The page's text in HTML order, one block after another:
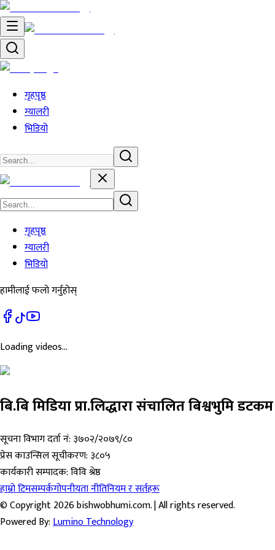
गृहपृष्ठ
ग्यालरी
भिडियो
गृहपृष्ठ
ग्यालरी
भिडियो
हामीलाई फलो गर्नुहोस्
Loading videos...
बि.बि मिडिया प्रा.लिद्धारा संचालित बिश्वभुमि डटकम
सूचना विभाग दर्ता नं: ३७०२/२०७९/८०
प्रेस काउन्सिल सूचीकरण: ३८०५
कार्यकारी सम्पादक:विवि श्रेष्ठ
हाम्रो टिमसम्पर्कगोपनीयता नीतिनियम र सर्तहरू
© Copyright 2026 bishwobhumi.com. | All rights reserved.
Powered By:Lumino Technology